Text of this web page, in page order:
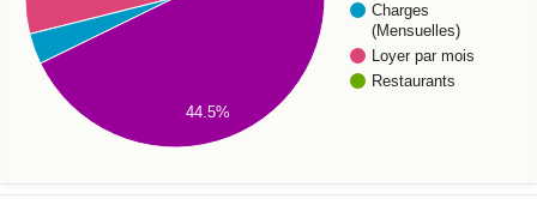
Charges
(Mensuelles)
Loyer par mois
Restaurants
44.5%